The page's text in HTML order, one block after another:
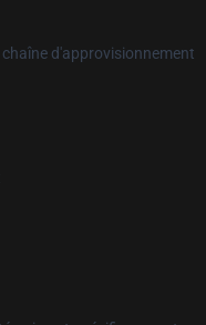
d'approvisionnement